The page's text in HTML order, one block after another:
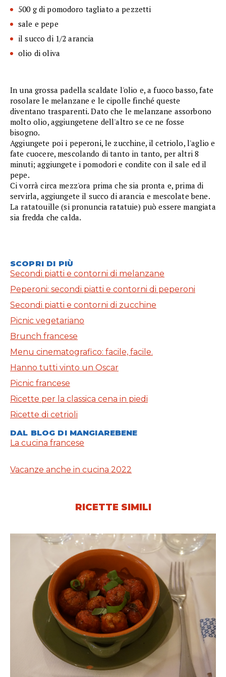
500 g di pomodoro tagliato a pezzetti
sale e pepe
il succo di 1/2 arancia
olio di oliva
In una grossa padella scaldate l'olio e, a fuoco basso, fate
rosolare le melanzane e le cipolle finché queste
diventano trasparenti. Dato che le melanzane assorbono
molto olio, aggiungetene dell'altro se ce ne fosse
bisogno.
Aggiungete poi i peperoni, le zucchine, il cetriolo, l'aglio e
fate cuocere, mescolando di tanto in tanto, per altri 8
minuti; aggiungete i pomodori e condite con il sale ed il
pepe.
Ci vorrà circa mezz'ora prima che sia pronta e, prima di
servirla, aggiungete il succo di arancia e mescolate bene.
La ratatouille (si pronuncia ratatuie) può essere mangiata
sia fredda che calda.
SCOPRI DI PIÙ
Secondi piatti e contorni di melanzane
Peperoni: secondi piatti e contorni di peperoni
Secondi piatti e contorni di zucchine
Picnic vegetariano
Brunch francese
Menu cinematografico: facile, facile.
Hanno tutti vinto un Oscar
Picnic francese
Ricette per la classica cena in piedi
Ricette di cetrioli
DAL BLOG DI MANGIAREBENE
La cucina francese
Vacanze anche in cucina 2022
RICETTE SIMILI